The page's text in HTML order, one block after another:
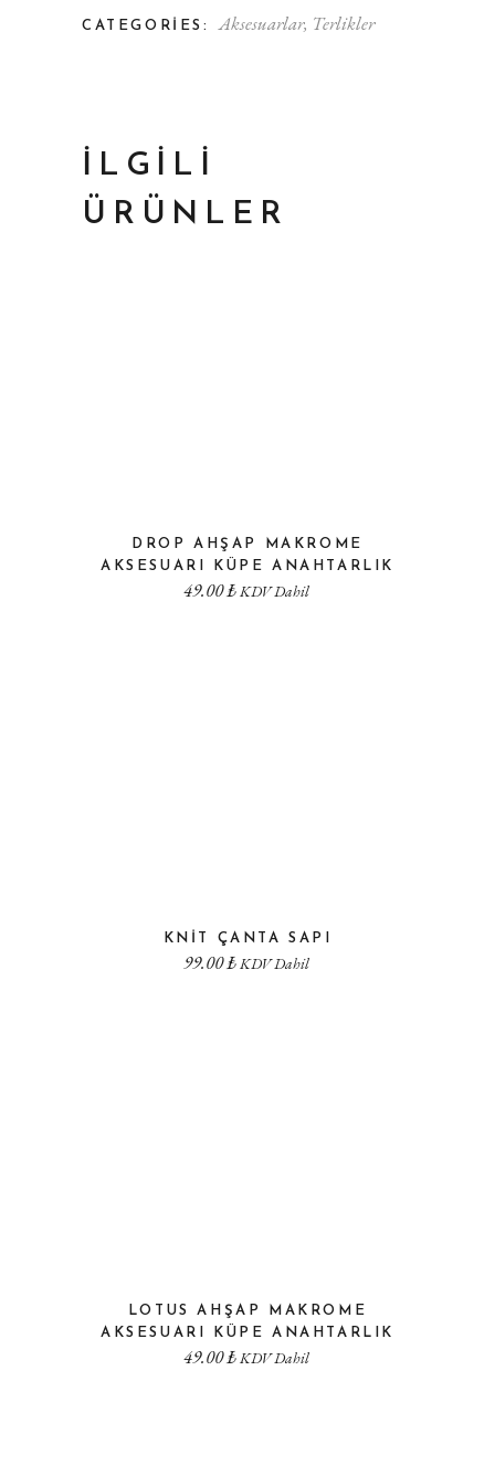
CATEGORIES: Aksesuarlar, Terlikler
İLGILI
ÜRÜNLER
DROP AHŞAP MAKROME
AKSESUARI KÜPE ANAHTARLIK
49.00₺KDV Dahil
KNIT ÇANTA SAPI
99.00₺KDV Dahil
LOTUS AHŞAP MAKROME
AKSESUARI KÜPE ANAHTARLIK
49.00₺KDV Dahil